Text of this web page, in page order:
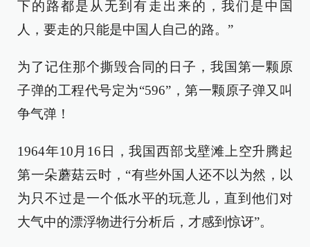
下的路都是从无到有走出来的，我们是中国
人，要走的只能是中国人自己的路。”
为了记住那个撕毁合同的日子，我国第一颗原
子弹的工程代号定为“596”，第一颗原子弹又叫
争气弹！
1964年10月16日，我国西部戈壁滩上空升腾起
第一朵蘑菇云时，“有些外国人还不以为然，以
为只不过是一个低水平的玩意儿，直到他们对
大气中的漂浮物进行分析后，才感到惊讶”。